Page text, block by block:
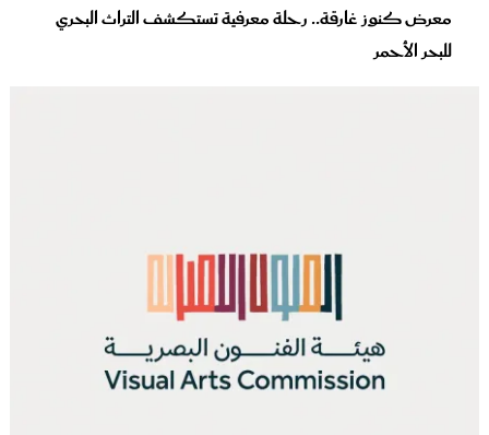
معرض كنوز غارقة.. رحلة معرفية تستكشف التراث البحري
للبحر الأحمر